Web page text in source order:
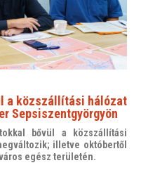
a közszállítási hálózat
Sepsiszentgyörgyön
bővül a közszállítási
illetve októbertől
egész területén.